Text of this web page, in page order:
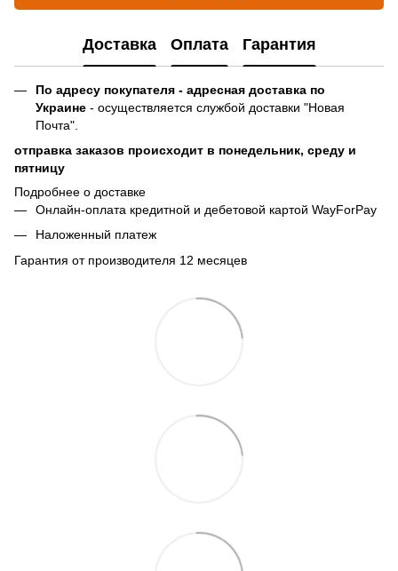
Доставка Оплата Гарантия
По адресу покупателя - адресная доставка по
Украине - осуществляется службой доставки "Новая
Почта".
отправка заказов происходит в понедельник, среду и
пятницу
Подробнее о доставке
Онлайн-оплата кредитной и дебетовой картой WayForPay
Наложенный платеж
Гарантия от производителя 12 месяцев